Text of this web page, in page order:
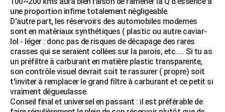
une proportion infime totalement négligeable.
D'autre part, les réservoirs des automobiles modernes
sont en matériaux synthétiques ( plastic ou autre caviar-
lol - léger : donc pas de risques de décapage des rares
crasses qui se seraient collées sur la parois, etc..... Si tu as
un préfiltre à carburant en matière plastic transparente,
son contrôle visuel devrait soit te rassurer ( propre) soit
t'inviter à remplacer le grand filtre à carburant et ce petit si
vraiment dégueulasse.
Conseil final et universel en passant : il est préférable de